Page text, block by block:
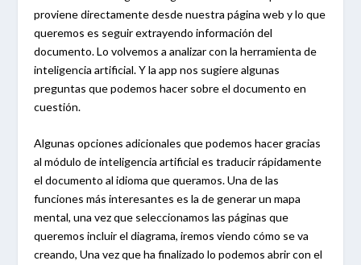
proviene directamente desde nuestra página web y lo que
queremos es seguir extrayendo información del
documento. Lo volvemos a analizar con la herramienta de
inteligencia artificial. Y la app nos sugiere algunas
preguntas que podemos hacer sobre el documento en
cuestión.
Algunas opciones adicionales que podemos hacer gracias
al módulo de inteligencia artificial es traducir rápidamente
el documento al idioma que queramos. Una de las
funciones más interesantes es la de generar un mapa
mental, una vez que seleccionamos las páginas que
queremos incluir el diagrama, iremos viendo cómo se va
creando, Una vez que ha finalizado lo podemos abrir con el